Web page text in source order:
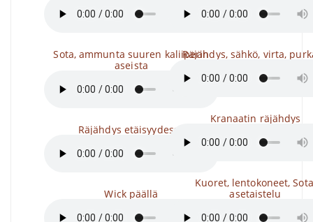
Sota, ammunta suuren kaliiperin
aseista
Räjähdys etäisyydessä
Wick päällä
Räjähdys, sähkö, virta,
Kranaatin räjähdys
Kuoret, lentokoneet,
asetaistelu